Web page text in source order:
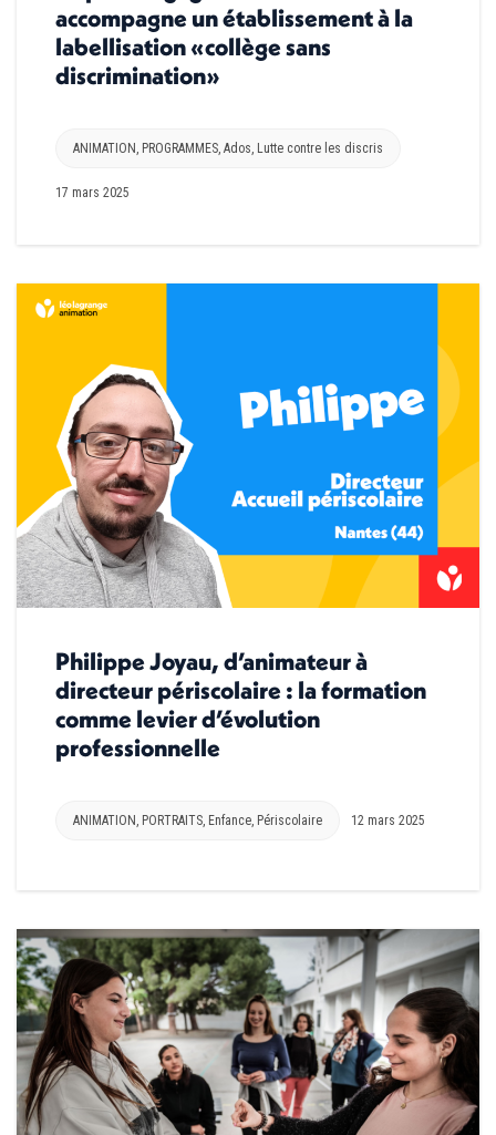
accompagne un établissement à la
labellisation «collège sans
discrimination»
ANIMATION , PROGRAMMES, Ados, Lutte contre les discris
17 mars 2025
Philippe Joyau, d’animateur à
directeur périscolaire : la formation
comme levier d’évolution
professionnelle
ANIMATION , PORTRAITS, Enfance, Périscolaire 12 mars 2025